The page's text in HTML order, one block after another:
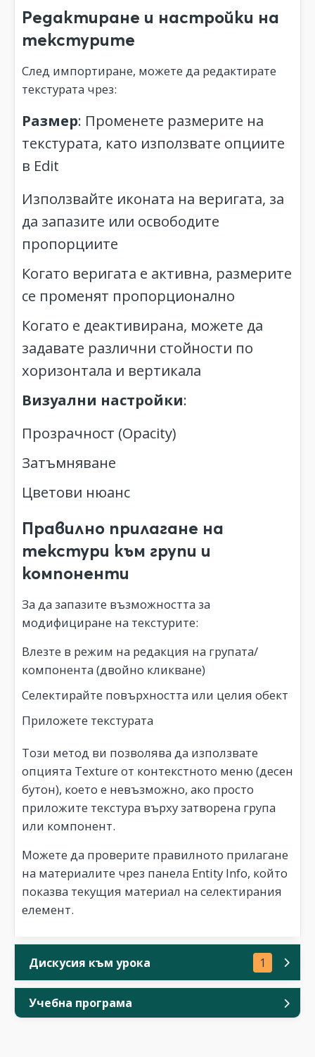
Редактиране и настройки на
текстурите
След импортиране, можете да редактирате
текстурата чрез:
Размер: Променете размерите на
текстурата, като използвате опциите
в Edit
Използвайте иконата на веригата, за
да запазите или освободите
пропорциите
Когато веригата е активна, размерите
се променят пропорционално
Когато е деактивирана, можете да
задавате различни стойности по
хоризонтала и вертикала
Визуални настройки:
Прозрачност (Opacity)
Затъмняване
Цветови нюанс
Правилно прилагане на
текстури към групи и
компоненти
За да запазите възможността за
модифициране на текстурите:
Влезте в режим на редакция на групата/
компонента (двойно кликване)
Селектирайте повърхността или целия обект
Приложете текстурата
Този метод ви позволява да използвате
опцията Texture от контекстното меню (десен
бутон), което е невъзможно, ако просто
приложите текстура върху затворена група
или компонент.
Можете да проверите правилното прилагане
на материалите чрез панела Entity Info, който
показва текущия материал на селектирания
елемент.
Дискусия към урока 1
Учебна програма